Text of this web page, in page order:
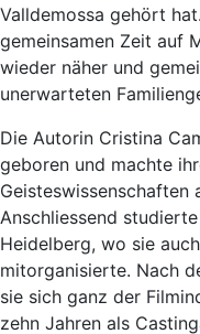
Valldemossa gehört
gemeinsamen Zeit auf
wieder näher und
unerwarteten
Die Autorin Cristina
geboren und machte
Geisteswissenschaften
Anschliessend
Heidelberg, wo sie
mitorganisierte. Nach
sie sich ganz der
zehn Jahren als